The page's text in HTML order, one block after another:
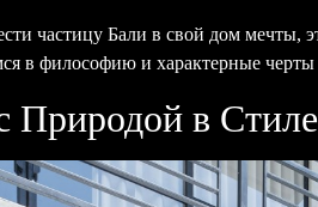
частицу Бали в свой дом
в философию и характерные
Природой в